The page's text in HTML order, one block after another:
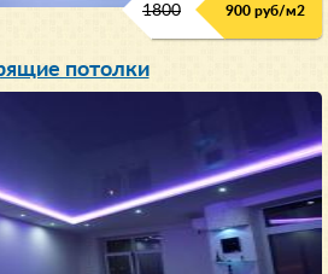
1800 900 руб/м2
потолки